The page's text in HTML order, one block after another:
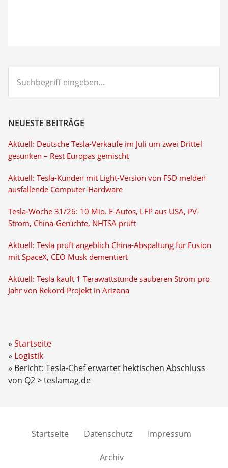
eingeben...
NEUESTE BEITRÄGE
Aktuell: Deutsche Tesla-Verkäufe im Juli um zwei Drittel
gesunken – Rest Europas gemischt
Aktuell: Tesla-Kunden mit Light-Version von FSD melden
ausfallende Computer-Hardware
Tesla-Woche 31/26: 10 Mio. E-Autos, LFP aus USA, PV-
Strom, China-Gerüchte, NHTSA prüft
Aktuell: Tesla prüft angeblich China-Abspaltung für Fusion
mit SpaceX, CEO Musk dementiert
Aktuell: Tesla kauft 1 Terawattstunde sauberen Strom pro
Jahr von Rekord-Projekt in Arizona
Startseite
Logistik
Bericht: Tesla-Chef erwartet hektischen Abschluss
von Q2 > teslamag.de
Startseite Datenschutz Impressum
Archiv